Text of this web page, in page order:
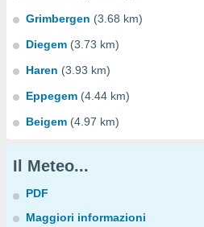
Grimbergen (3.68 km)
Diegem (3.73 km)
Haren (3.93 km)
Eppegem (4.44 km)
Beigem (4.97 km)
Il Meteo...
PDF
Maggiori informazioni